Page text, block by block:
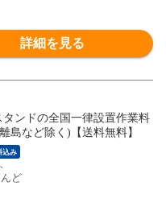
詳細を見る
ンドの全国一律設置作業料
島など除く)【送料無料】
込み
ど